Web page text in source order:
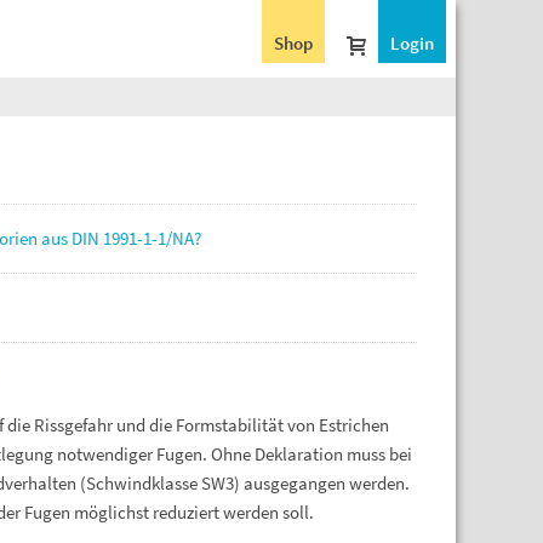
Login
Shop
aus DIN 1991-1-1/NA?
Rissgefahr und die Formstabilität von Estrichen
notwendiger Fugen. Ohne Deklaration muss bei
(Schwindklasse SW3) ausgegangen werden.
Fugen möglichst reduziert werden soll.